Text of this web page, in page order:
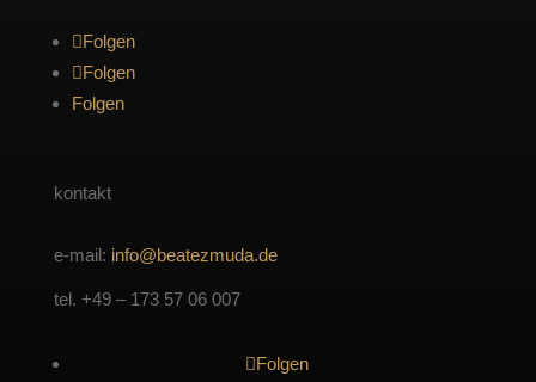
Folgen
Folgen
Folgen
kontakt
e-mail: info@beatezmuda.de
tel. +49 – 173 57 06 007
Folgen